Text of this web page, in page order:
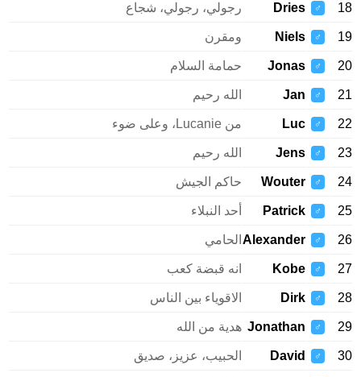
18
♂
Dries رجولي، رجولي، شجاع
19
♂
Niels ومقرن
20
♂
Jonas حمامة السلام
21
♂
Jan الله رحيم
22
♂
Luc من Lucanie، وعلى ضوء
23
♂
Jens الله رحيم
24
♂
Wouter حاكم الجيش
25
♂
Patrick أحد النبلاء
26
♂
Alexander الحامي
27
♂
Kobe انه قبضة كعب
28
♂
Dirk الاقوياء بين الناس
29
♂
Jonathan هدية من الله
30
♂
David الحبيب، عزيز، صديق